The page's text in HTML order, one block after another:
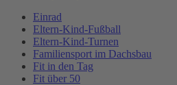
Einrad
Eltern-Kind-Fußball
Eltern-Kind-Turnen
Familiensport im Dachsbau
Fit in den Tag
Fit über 50